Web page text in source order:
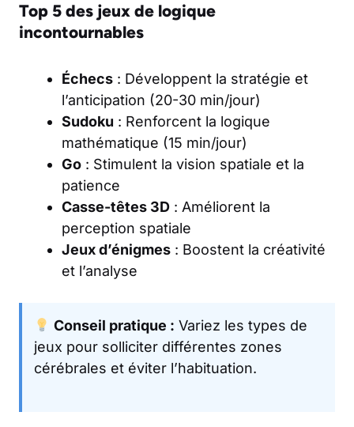
Top 5 des jeux de logique
incontournables
Échecs : Développent la stratégie et
l’anticipation (20-30 min/jour)
Sudoku : Renforcent la logique
mathématique (15 min/jour)
Go : Stimulent la vision spatiale et la
patience
Casse-têtes 3D : Améliorent la
perception spatiale
Jeux d’énigmes : Boostent la créativité
et l’analyse
Conseil pratique : Variez les types de
jeux pour solliciter différentes zones
cérébrales et éviter l’habituation.